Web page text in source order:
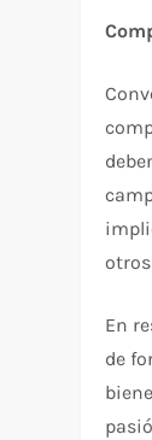
En
de